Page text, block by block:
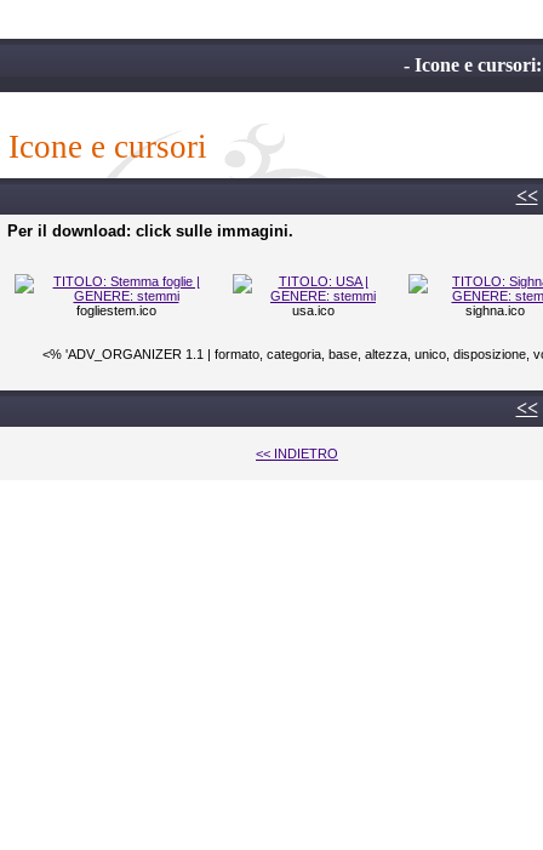
- Icone e
icone e cursori
<<
Per il download: click sulle immagini.
fogliestem.ico usa.ico sighna.ico
<% 'ADV_ORGANIZER 1.1 | formato, categoria, base, altezza, unico,
<<
<< INDIETRO